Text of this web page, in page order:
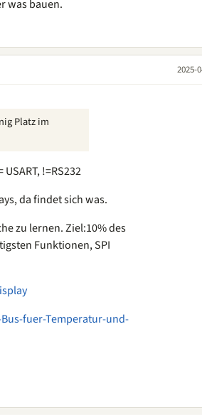
was bauen.
2025-
Platz im
!=RS232
da findet sich was.
zu lernen. Ziel:10% des
Funktionen, SPI
fuer-Temperatur-und-